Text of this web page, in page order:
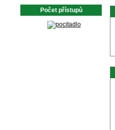
Počet přístupů